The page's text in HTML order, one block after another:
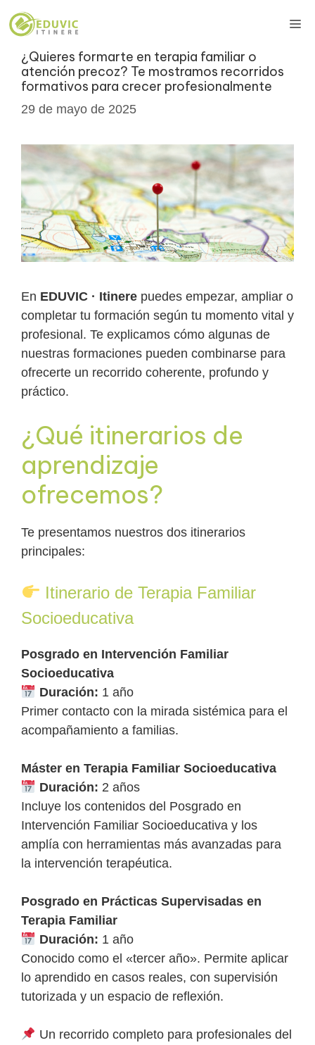
Saltar
¿Quieres formarte en terapia familiar o
atención precoz? Te mostramos recorridos
formativos para crecer profesionalmente
29 de mayo de 2025
En EDUVIC · Itinere puedes empezar, ampliar o
completar tu formación según tu momento vital y
profesional. Te explicamos cómo algunas de
nuestras formaciones pueden combinarse para
ofrecerte un recorrido coherente, profundo y
práctico.
¿Qué itinerarios de
aprendizaje
ofrecemos?
Te presentamos nuestros dos itinerarios
principales:
Itinerario de Terapia Familiar
Socioeducativa
Posgrado en Intervención Familiar
Socioeducativa
Duración: 1 año
Primer contacto con la mirada sistémica para el
acompañamiento a familias.
Máster en Terapia Familiar Socioeducativa
Duración: 2 años
Incluye los contenidos del Posgrado en
Intervención Familiar Socioeducativa y los
amplía con herramientas más avanzadas para
la intervención terapéutica.
Posgrado en Prácticas Supervisadas en
Terapia Familiar
Duración: 1 año
Conocido como el «tercer año». Permite aplicar
lo aprendido en casos reales, con supervisión
tutorizada y un espacio de reflexión.
Un recorrido completo para profesionales del